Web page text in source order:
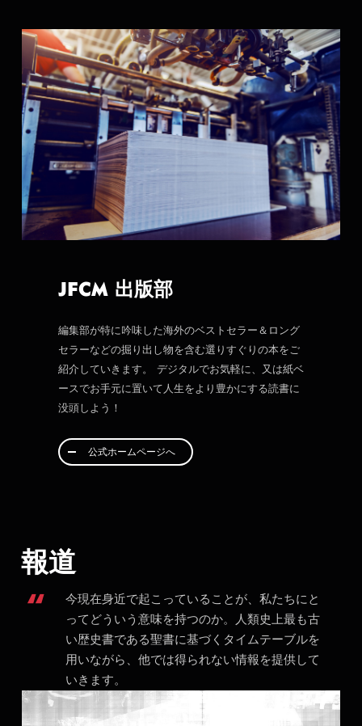
JFCM 出版部
編集部が特に吟味した海外のベストセラー＆ロング
セラーなどの掘り出し物を含む選りすぐりの本をご
紹介していきます。 デジタルでお気軽に、又は紙ベ
ースでお手元に置いて人生をより豊かにする読書に
没頭しよう！
公式ホームページへ
報道
今現在身近で起こっていることが、私たちにと
ってどういう意味を持つのか。人類史上最も古
い歴史書である聖書に基づくタイムテーブルを
用いながら、他では得られない情報を提供して
いきます。